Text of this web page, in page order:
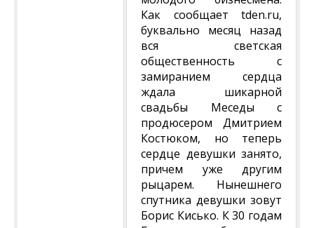
Как сообщает tden.ru,
буквально месяц назад
вся светская
общественность с
замиранием сердца
ждала шикарной
свадьбы Меседы с
продюсером Дмитрием
Костюком, но теперь
сердце девушки занято,
причем уже другим
рыцарем. Нынешнего
спутника девушки зовут
Борис Кисько. К 30 годам